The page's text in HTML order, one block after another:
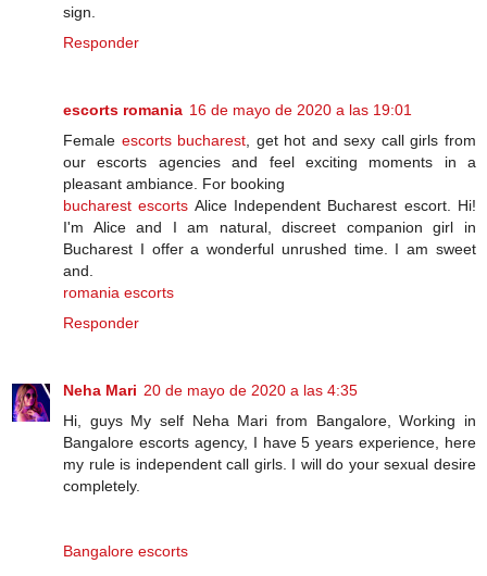
sign.
Responder
escorts romania 16 de mayo de 2020 a las 19:01
Female escorts bucharest , get hot and sexy call girls from
our escorts agencies and feel exciting moments in a
pleasant ambiance. For booking
bucharest escorts Alice Independent Bucharest escort. Hi!
I'm Alice and I am natural, discreet companion girl in
Bucharest I offer a wonderful unrushed time. I am sweet
and.
romania escorts
Responder
Neha Mari 20 de mayo de 2020 a las 4:35
Hi, guys My self Neha Mari from Bangalore, Working in
Bangalore escorts agency, I have 5 years experience, here
my rule is independent call girls. I will do your sexual desire
completely.
Bangalore escorts